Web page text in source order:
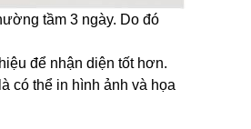
tầm 3 ngày. Do đó
để nhận diện tốt hơn.
có thể in hình ảnh và họa